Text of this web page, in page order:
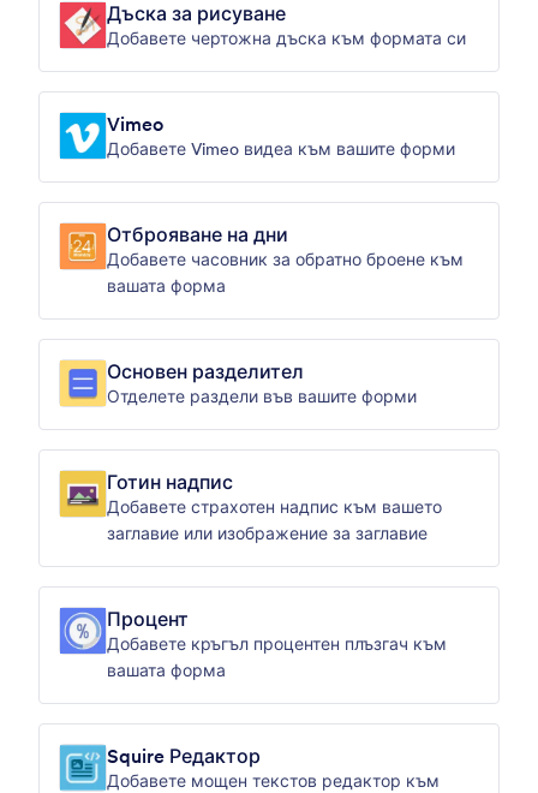
Дъска за рисуване
Добавете чертожна дъска към формата си
Vimeo
Добавете Vimeo видеа към вашите форми
Отброяване на дни
Добавете часовник за обратно броене към
вашата форма
Основен разделител
Отделете раздели във вашите форми
Готин надпис
Добавете страхотен надпис към вашето
заглавие или изображение за заглавие
Процент
Добавете кръгъл процентен плъзгач към
вашата форма
Squire Редактор
Добавете мощен текстов редактор към